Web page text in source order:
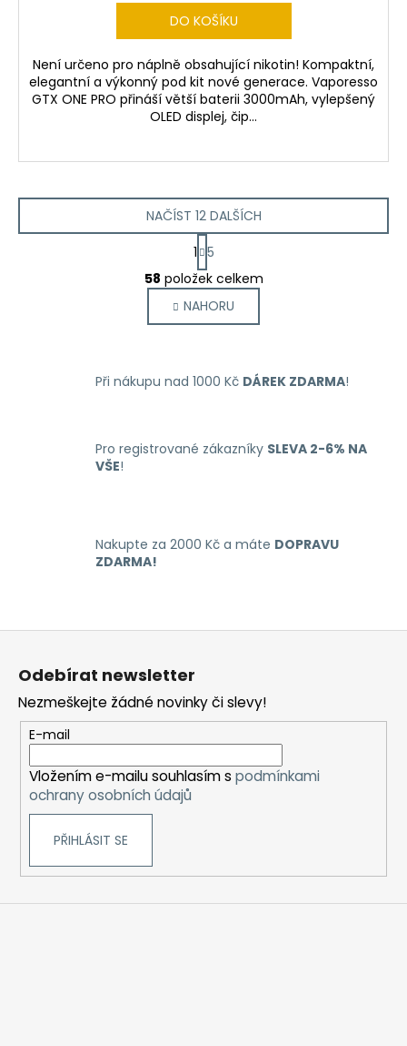
DO KOŠÍKU
Není určeno pro náplně obsahující nikotin! Kompaktní,
elegantní a výkonný pod kit nové generace. Vaporesso
GTX ONE PRO přináší větší baterii 3000mAh, vylepšený
OLED displej, čip...
O
v
l
á
a
c
r
ý
u
NAČÍST 12 DALŠÍCH
S
t
r
á
n
k
á
1 5
58 položek celkem
NAHORU
Při nákupu nad 1000 Kč DÁREK ZDARMA!
Pro registrované zákazníky SLEVA 2-6% NA
VŠE!
Nakupte za 2000 Kč a máte DOPRAVU
ZDARMA!
Z
Odebírat newsletter
Nezmeškejte žádné novinky či slevy!
E-mail
Vložením e-mailu souhlasím s podmínkami
ochrany osobních údajů
PŘIHLÁSIT SE